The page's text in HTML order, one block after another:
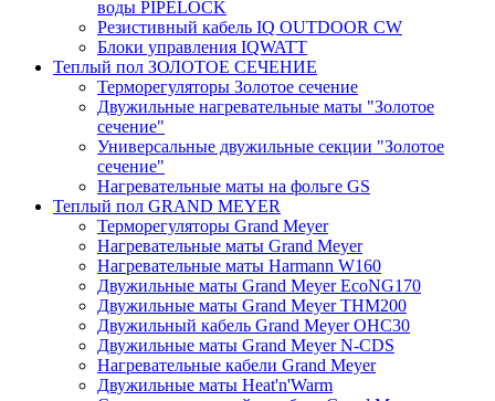
воды PIPELOCK
Резистивный кабель IQ OUTDOOR CW
Блоки управления IQWATT
Теплый пол ЗОЛОТОЕ СЕЧЕНИЕ
Терморегуляторы Золотое сечение
Двужильные нагревательные маты "Золотое
сечение"
Универсальные двужильные секции "Золотое
сечение"
Нагревательные маты на фольге GS
Теплый пол GRAND MEYER
Терморегуляторы Grand Meyer
Нагревательные маты Grand Meyer
Нагревательные маты Harmann W160
Двужильные маты Grand Meyer EcoNG170
Двужильные маты Grand Meyer THM200
Двужильный кабель Grand Meyer OHC30
Двужильные маты Grand Meyer N-CDS
Нагревательные кабели Grand Meyer
Двужильные маты Heat'n'Warm